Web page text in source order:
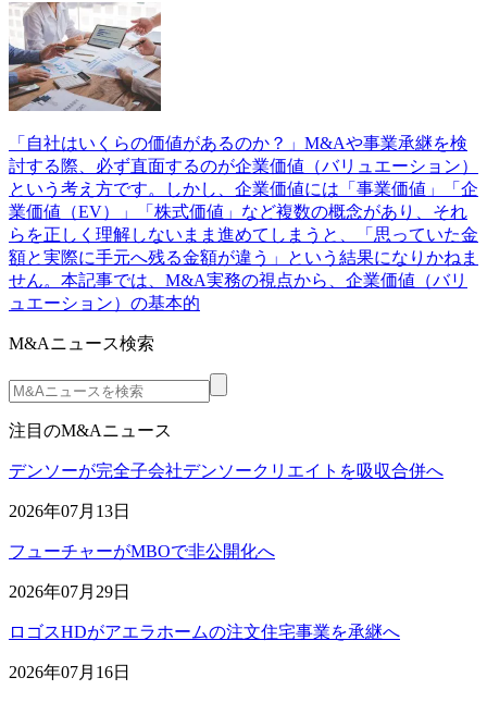
「自社はいくらの価値があるのか？」M&Aや事業承継を検
討する際、必ず直面するのが企業価値（バリュエーション）
という考え方です。しかし、企業価値には「事業価値」「企
業価値（EV）」「株式価値」など複数の概念があり、それ
らを正しく理解しないまま進めてしまうと、「思っていた金
額と実際に手元へ残る金額が違う」という結果になりかねま
せん。本記事では、M&A実務の視点から、企業価値（バリ
ュエーション）の基本的
M&Aニュース検索
注目のM&Aニュース
デンソーが完全子会社デンソークリエイトを吸収合併へ
2026年07月13日
フューチャーがMBOで非公開化へ
2026年07月29日
ロゴスHDがアエラホームの注文住宅事業を承継へ
2026年07月16日